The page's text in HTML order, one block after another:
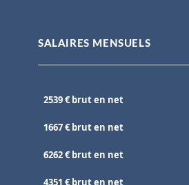
SALAIRES MENSUELS
2539 € brut en net
1667 € brut en net
6262 € brut en net
4351 € brut en net